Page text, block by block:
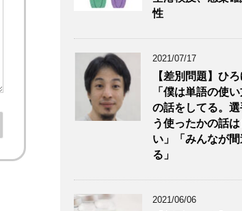
性
2021/07/17
【差別問題】ひ
「僕は単語の使
の話をしてる。
う使ったかの話
い」「みんなが
る」
2021/06/06